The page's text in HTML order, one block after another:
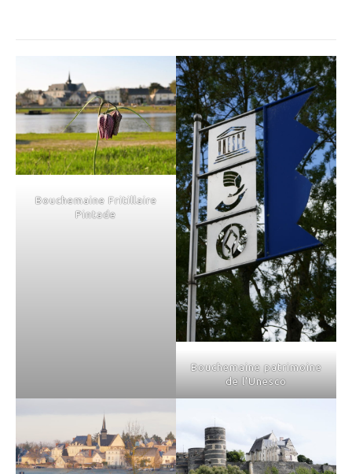
Bouchemaine Fritillaire
Pintade
Bouchemaine patrimoine
de l'Unesco